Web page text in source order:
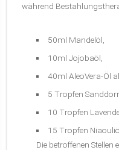
während
50ml Mandelöl,
10ml Jojobaöl,
40ml AleoVera-Öl
5 Tropfen
10 Tropfen
15 Tropfen
Die betroffenen